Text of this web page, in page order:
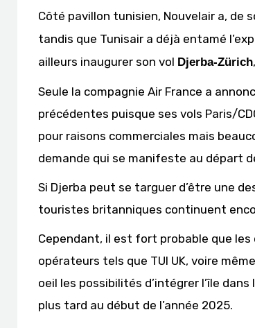
Côté pavillon tunisien, Nouvelair a, de
tandis que Tunisair a déjà entamé
ailleurs inaugurer son vol Djerba-Zürich
Seule la compagnie Air France a
précédentes puisque ses vols Paris/
pour raisons commerciales mais
demande qui se manifeste au départ
Si Djerba peut se targuer d’être une
touristes britanniques continuent
Cependant, il est fort probable que
opérateurs tels que TUI UK, voire
oeil les possibilités d’intégrer l’île
plus tard au début de l’année 2025.